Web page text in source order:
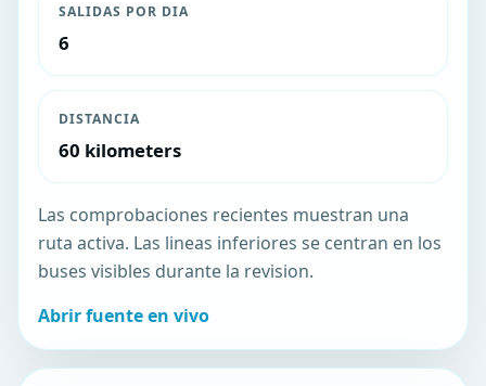
SALIDAS POR DIA
6
DISTANCIA
60 kilometers
Las comprobaciones recientes muestran una
ruta activa. Las lineas inferiores se centran en los
buses visibles durante la revision.
Abrir fuente en vivo